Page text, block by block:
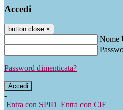
Accedi
button close ×
Nome
Password dimenticata?
-
Entra con SPID Entra con CIE